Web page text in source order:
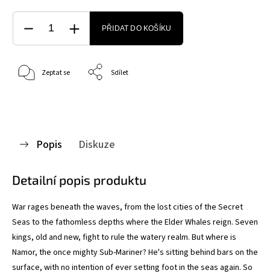
PŘIDAT DO KOŠÍKU
Zeptat se Sdílet
Popis Diskuze
Detailní popis produktu
War rages beneath the waves, from the lost cities of the Secret
Seas to the fathomless depths where the Elder Whales reign. Seven
kings, old and new, fight to rule the watery realm. But where is
Namor, the once mighty Sub-Mariner? He's sitting behind bars on the
surface, with no intention of ever setting foot in the seas again. So